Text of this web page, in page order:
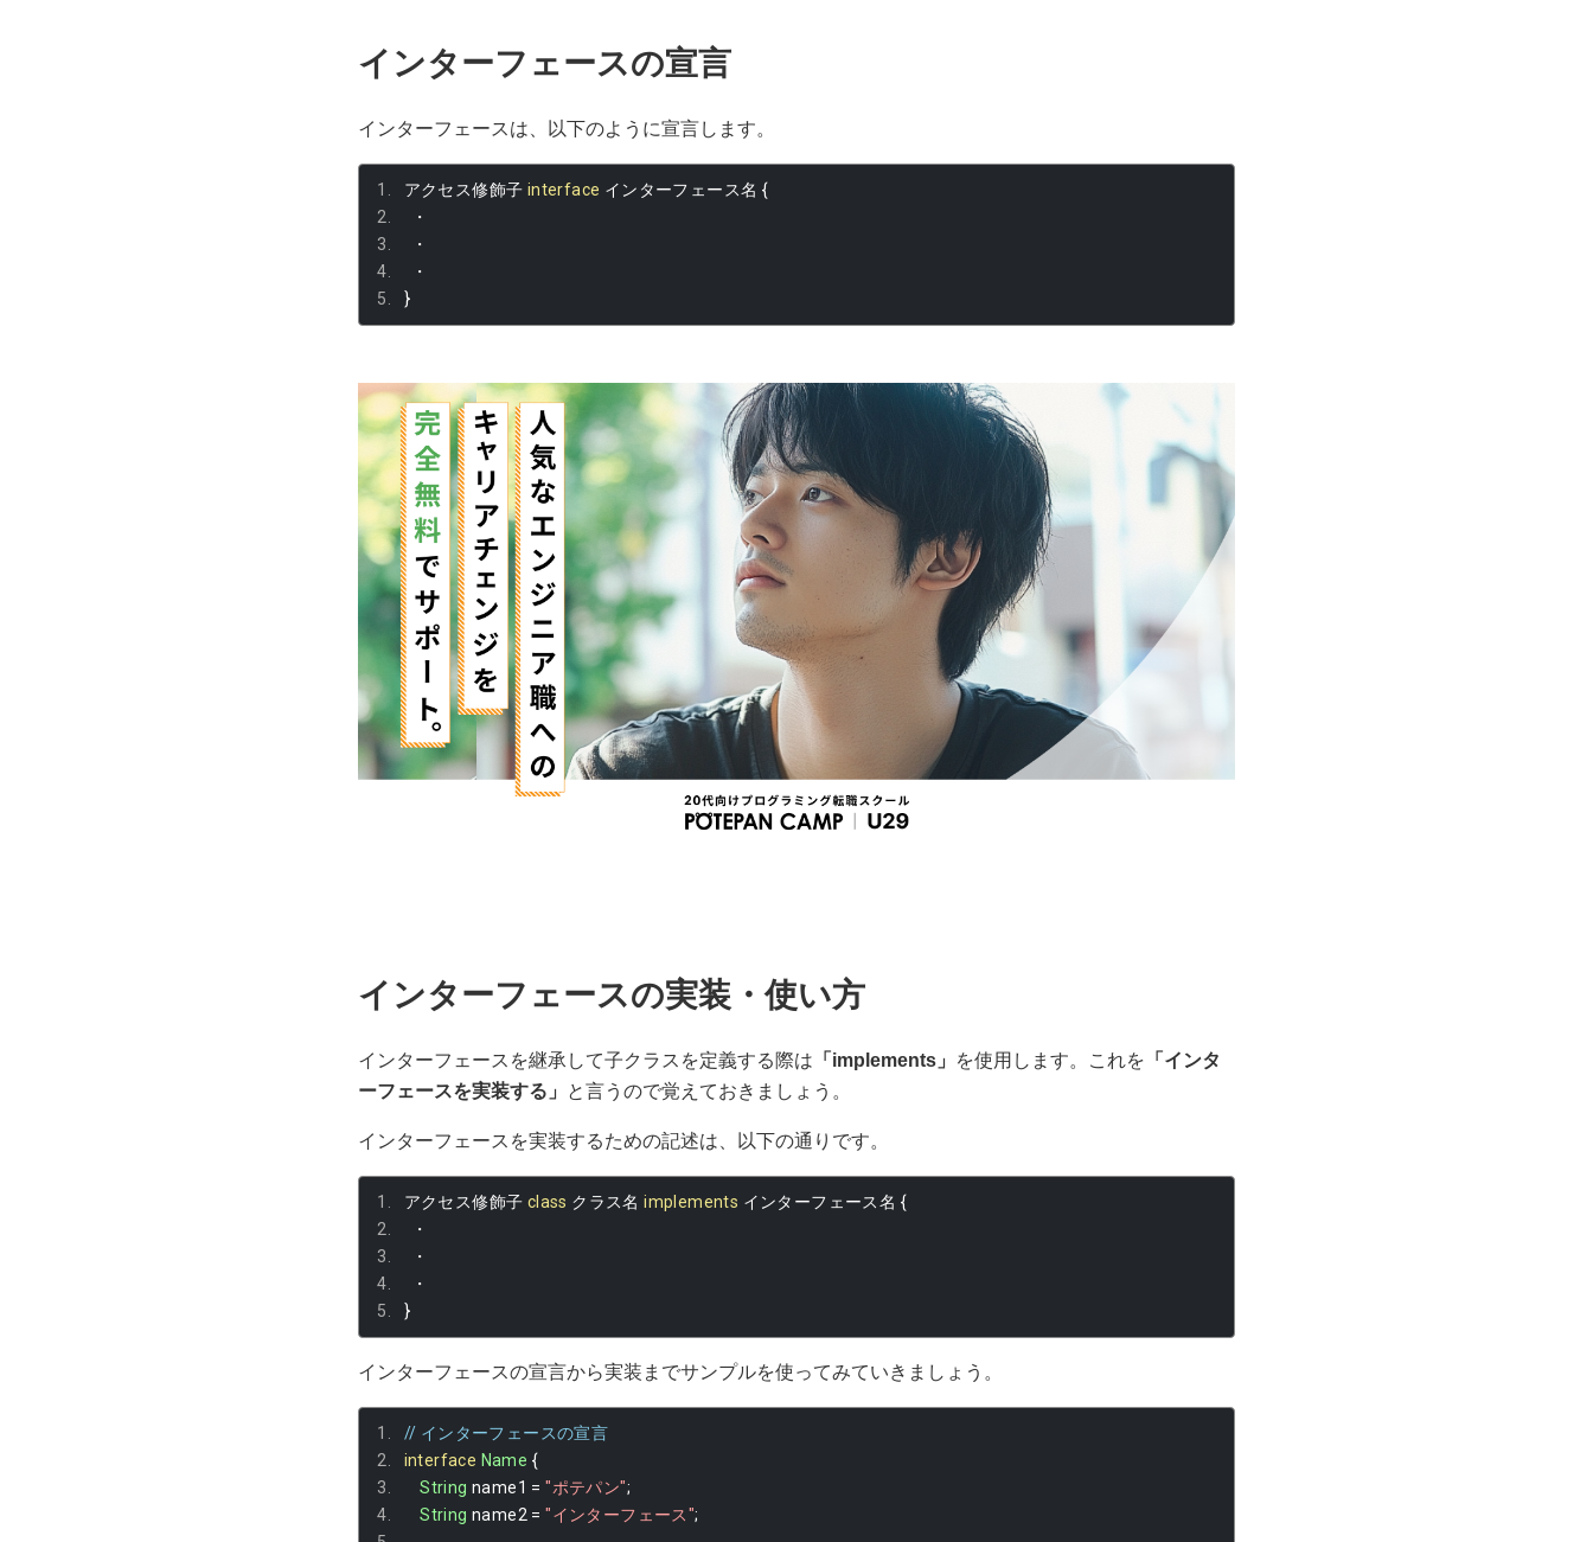
インターフェースの宣言
インターフェースは、以下のように宣言します。
アクセス修飾子 interface インターフェース名 {
・
・
・
}
インターフェースの実装・使い方
インターフェースを継承して子クラスを定義する際は 「implements」 を使用します。これを 「インタ
ーフェースを実装する」 と言うので覚えておきましょう。
インターフェースを実装するための記述は、以下の通りです。
アクセス修飾子 class クラス名 implements インターフェース名 {
・
・
・
}
インターフェースの宣言から実装までサンプルを使ってみていきましょう。
// インターフェースの宣言
interface Name {
String name1 = "ポテパン";
String name2 = "インターフェース";